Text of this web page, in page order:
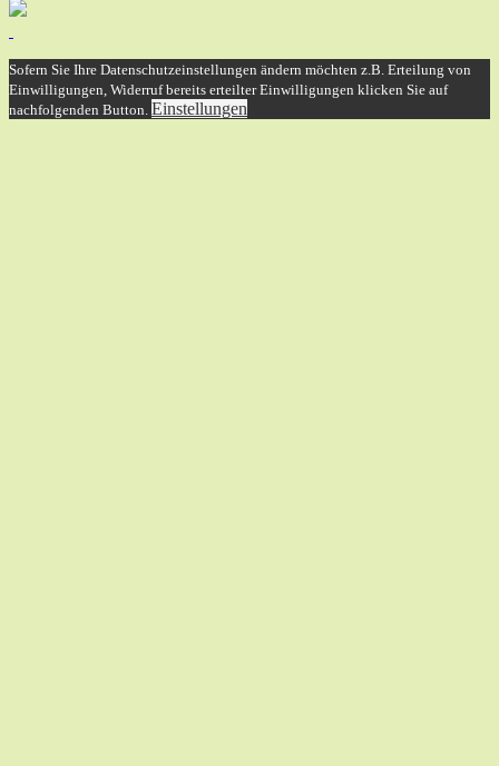
Sofern Sie Ihre Datenschutzeinstellungen ändern möchten z.B. Erteilung von
Einwilligungen, Widerruf bereits erteilter Einwilligungen klicken Sie auf
nachfolgenden Button. Einstellungen